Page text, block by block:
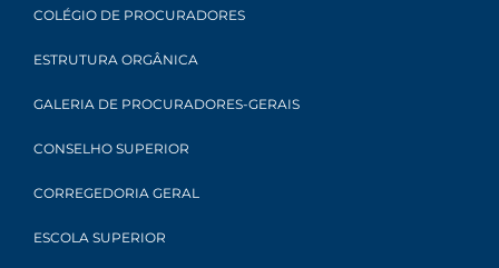
COLÉGIO DE PROCURADORES
ESTRUTURA ORGÂNICA
GALERIA DE PROCURADORES-GERAIS
CONSELHO SUPERIOR
CORREGEDORIA GERAL
ESCOLA SUPERIOR